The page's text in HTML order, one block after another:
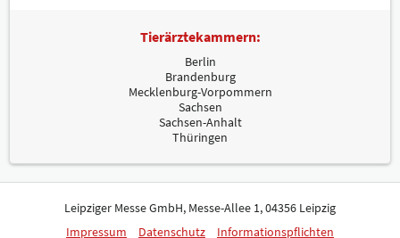
Tierärztekammern:
Berlin
Brandenburg
Mecklenburg-Vorpommern
Sachsen
Sachsen-Anhalt
Thüringen
Leipziger Messe GmbH, Messe-Allee 1, 04356 Leipzig
Impressum
Datenschutz Informationspflichten